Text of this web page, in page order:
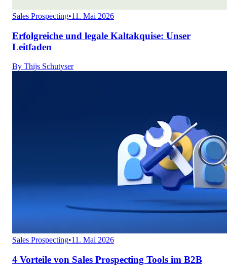
Sales Prospecting•11. Mai 2026
Erfolgreiche und legale Kaltakquise: Unser
Leitfaden
By Thijs Schutyser
Sales Prospecting•11. Mai 2026
4 Vorteile von Sales Prospecting Tools im B2B